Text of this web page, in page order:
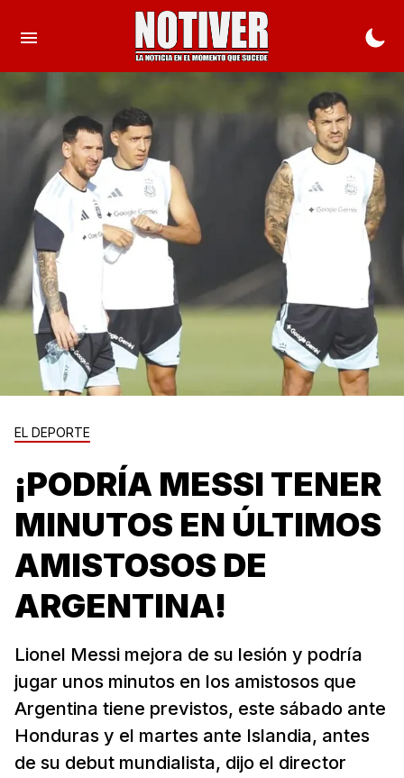
EL DEPORTE
¡PODRÍA MESSI TENER
MINUTOS EN ÚLTIMOS
AMISTOSOS DE
ARGENTINA!
Lionel Messi mejora de su lesión y podría
jugar unos minutos en los amistosos que
Argentina tiene previstos, este sábado ante
Honduras y el martes ante Islandia, antes
de su debut mundialista, dijo el director